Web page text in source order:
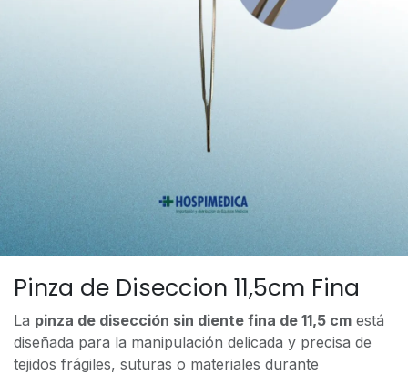
Pinza de Diseccion 11,5cm Fina
La pinza de disección sin diente fina de 11,5 cm está
diseñada para la manipulación delicada y precisa de
tejidos frágiles, suturas o materiales durante